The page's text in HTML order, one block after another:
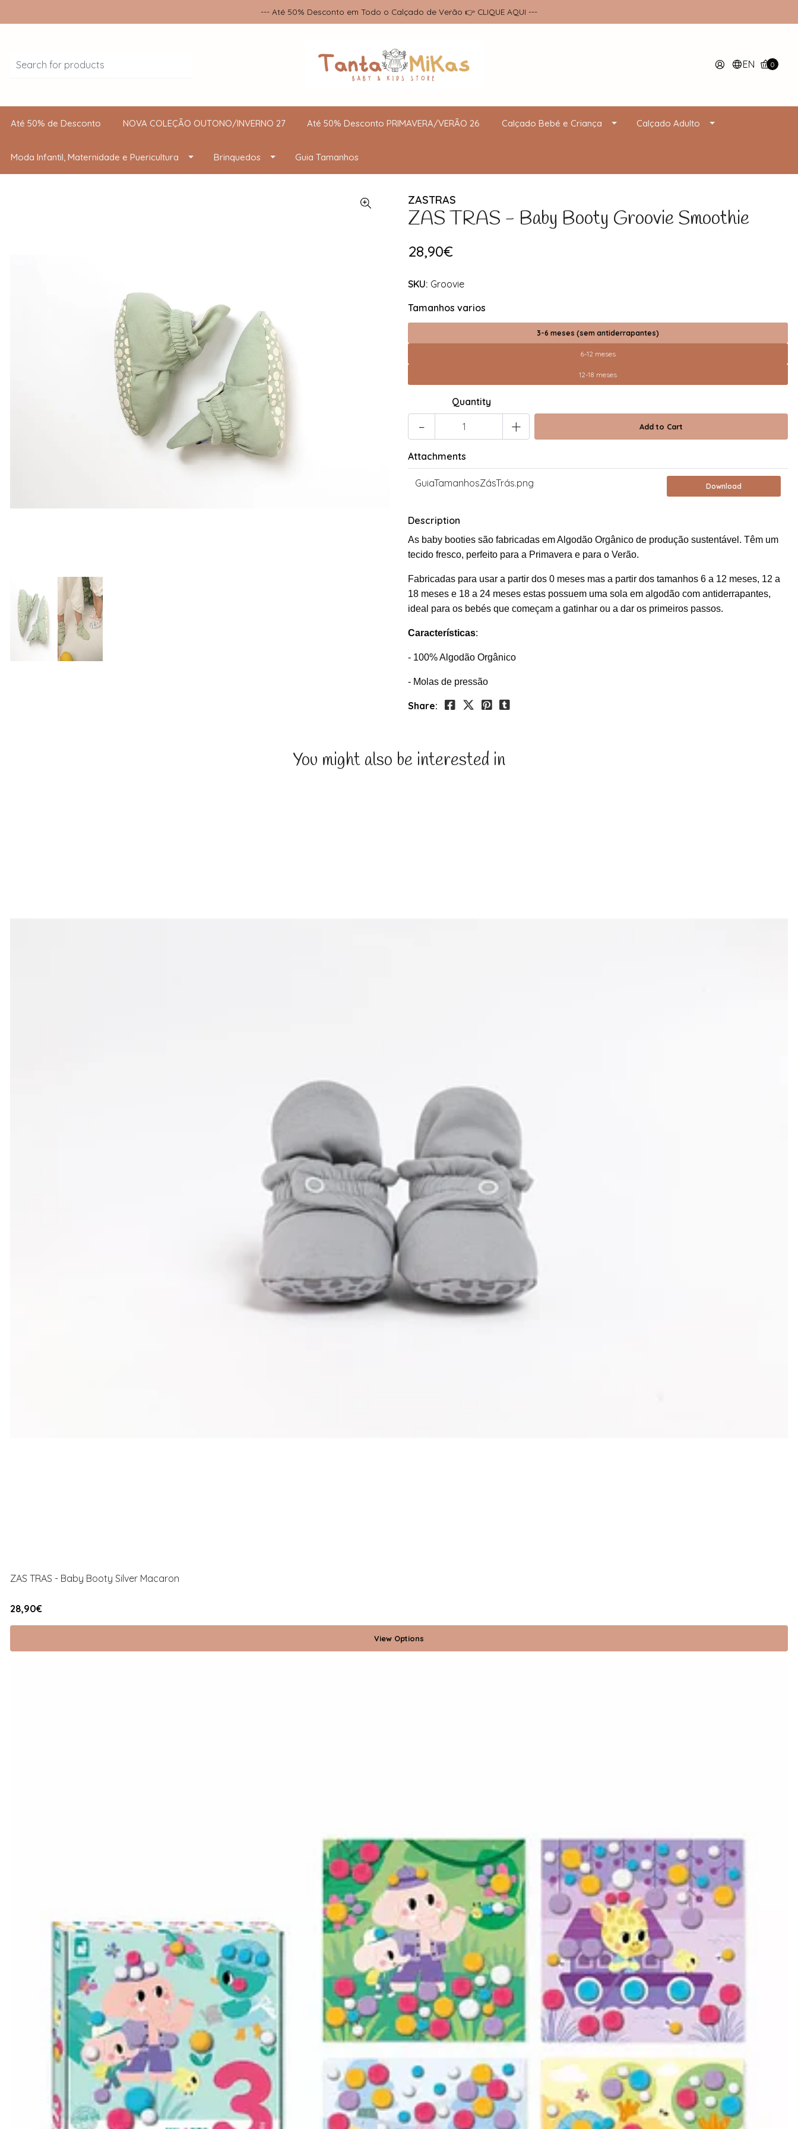
--- Até 50% Desconto em Todo o Calçado de Verão 👉 CLIQUE AQUI ---
EN 0
Até 50% de Desconto NOVA COLEÇÃO OUTONO/INVERNO 27 Até 50% Desconto PRIMAVERA/VERÃO 26 Calçado Bebé e Criança Calçado Adulto
Moda Infantil, Maternidade e Puericultura Brinquedos Guia Tamanhos
ZASTRAS
ZAS TRAS - Baby Booty Groovie Smoothie
28,90€
SKU: Groovie
Tamanhos varios
3-6 meses (sem antiderrapantes)
6-12 meses
12-18 meses
Quantity
- +
Attachments
GuiaTamanhosZásTrás.png Download
Description
As baby booties são fabricadas em Algodão Orgânico de produção sustentável. Têm um
tecido fresco, perfeito para a Primavera e para o Verão.
Fabricadas para usar a partir dos 0 meses mas a partir dos tamanhos 6 a 12 meses, 12 a
18 meses e 18 a 24 meses estas possuem uma sola em algodão com antiderrapantes,
ideal para os bebés que começam a gatinhar ou a dar os primeiros passos.
Características:
- 100% Algodão Orgânico
- Molas de pressão
Share:
You might also be interested in
ZAS TRAS - Baby Booty Silver Macaron
28,90€
View Options